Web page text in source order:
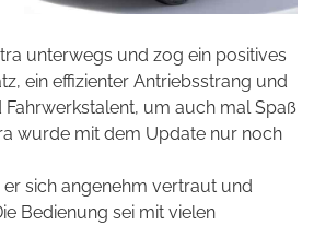
unterwegs und zog ein positives
ein effizienter Antriebsstrang und
um auch mal Spaß
wurde mit dem Update nur noch
sich angenehm vertraut und
Bedienung sei mit vielen